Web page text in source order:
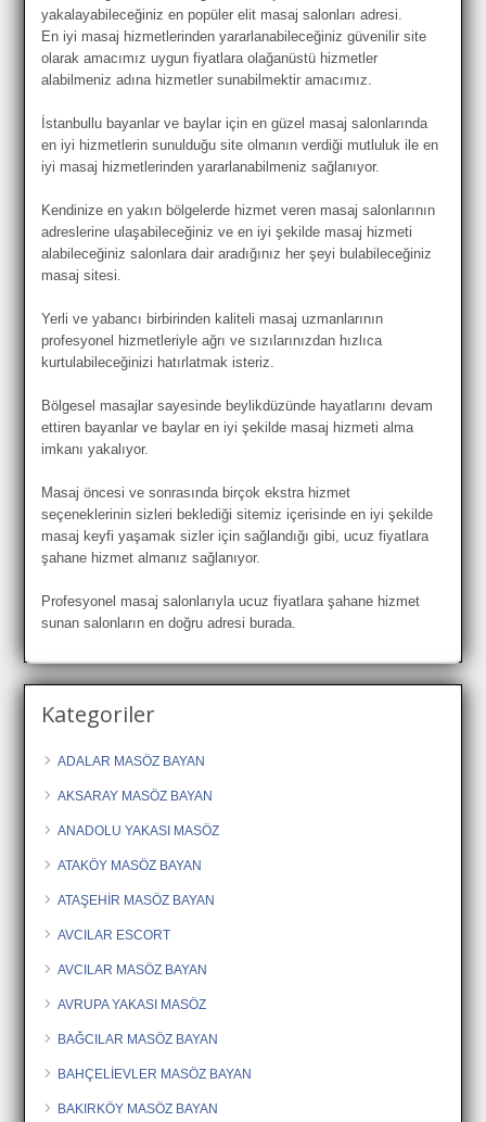
yakalayabileceğiniz en popüler elit masaj salonları adresi.
En iyi masaj hizmetlerinden yararlanabileceğiniz güvenilir site
olarak amacımız uygun fiyatlara olağanüstü hizmetler
alabilmeniz adına hizmetler sunabilmektir amacımız.
İstanbullu bayanlar ve baylar için en güzel masaj salonlarında
en iyi hizmetlerin sunulduğu site olmanın verdiği mutluluk ile en
iyi masaj hizmetlerinden yararlanabilmeniz sağlanıyor.
Kendinize en yakın bölgelerde hizmet veren masaj salonlarının
adreslerine ulaşabileceğiniz ve en iyi şekilde masaj hizmeti
alabileceğiniz salonlara dair aradığınız her şeyi bulabileceğiniz
masaj sitesi.
Yerli ve yabancı birbirinden kaliteli masaj uzmanlarının
profesyonel hizmetleriyle ağrı ve sızılarınızdan hızlıca
kurtulabileceğinizi hatırlatmak isteriz.
Bölgesel masajlar sayesinde beylikdüzünde hayatlarını devam
ettiren bayanlar ve baylar en iyi şekilde masaj hizmeti alma
imkanı yakalıyor.
Masaj öncesi ve sonrasında birçok ekstra hizmet
seçeneklerinin sizleri beklediği sitemiz içerisinde en iyi şekilde
masaj keyfi yaşamak sizler için sağlandığı gibi, ucuz fiyatlara
şahane hizmet almanız sağlanıyor.
Profesyonel masaj salonlarıyla ucuz fiyatlara şahane hizmet
sunan salonların en doğru adresi burada.
Kategoriler
ADALAR MASÖZ BAYAN
AKSARAY MASÖZ BAYAN
ANADOLU YAKASI MASÖZ
ATAKÖY MASÖZ BAYAN
ATAŞEHİR MASÖZ BAYAN
AVCILAR ESCORT
AVCILAR MASÖZ BAYAN
AVRUPA YAKASI MASÖZ
BAĞCILAR MASÖZ BAYAN
BAHÇELİEVLER MASÖZ BAYAN
BAKIRKÖY MASÖZ BAYAN